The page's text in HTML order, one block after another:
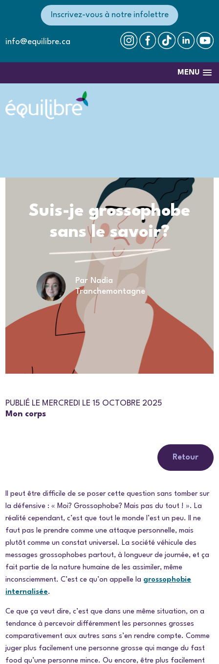
info@equilibre.ca
Inscrivez-vous à notre infolettre
MENU
Suis-je grossophobe
sans le savoir?
Par Nadia
Tranchemontagne
PUBLIÉ LE MERCREDI LE 15 OCTOBRE 2025
Mon corps
Retour
Il peut être difficile de se poser cette question sans tomber sur
la défensive : « Moi? Grossophobe? Mais pas du tout ! ». La
réalité cependant, c’est que tout le monde l’est un peu. Il ne
faut pas le prendre comme une attaque personnelle, mais
plutôt comme un constat universel. La société véhicule des
messages grossophobes partout, à longueur de journée, et ça
fait partie de la nature humaine de les assimiler, même
inconsciemment. C’est ce qu’on appelle la grossophobie
internalisée.
Ce que ça veut dire, c’est que dans une même situation, on a
tendance à percevoir différemment les personnes grosses
comparativement aux autres sans s’en rendre compte. Comme
juger plus facilement une personne grosse qui mange du fast
food qu’une personne mince. Ou encore, être plus facilement